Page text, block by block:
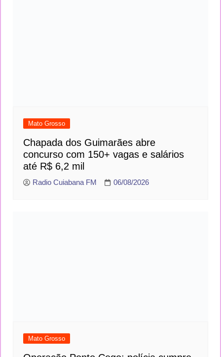
Mato Grosso
Chapada dos Guimarães abre concurso
com 150+ vagas e salários até R$ 6,2
mil
Radio Cuiabana FM 06/08/2026
Mato Grosso